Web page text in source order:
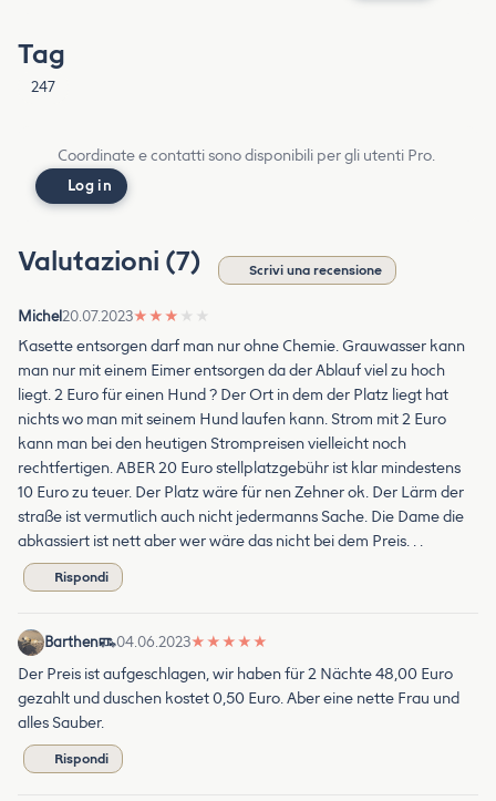
Tag
247
Coordinate e contatti sono disponibili per gli utenti Pro.
Log in
Valutazioni (7) Scrivi una recensione
Michel20.07.2023★ ★ ★ ★ ★
Kasette entsorgen darf man nur ohne Chemie. Grauwasser kann
man nur mit einem Eimer entsorgen da der Ablauf viel zu hoch
liegt. 2 Euro für einen Hund ? Der Ort in dem der Platz liegt hat
nichts wo man mit seinem Hund laufen kann. Strom mit 2 Euro
kann man bei den heutigen Strompreisen vielleicht noch
rechtfertigen. ABER 20 Euro stellplatzgebühr ist klar mindestens
10 Euro zu teuer. Der Platz wäre für nen Zehner ok. Der Lärm der
straße ist vermutlich auch nicht jedermanns Sache. Die Dame die
abkassiert ist nett aber wer wäre das nicht bei dem Preis. . .
Rispondi
Barthen 04.06.2023★ ★ ★ ★ ★
Der Preis ist aufgeschlagen, wir haben für 2 Nächte 48,00 Euro
gezahlt und duschen kostet 0,50 Euro. Aber eine nette Frau und
alles Sauber.
Rispondi